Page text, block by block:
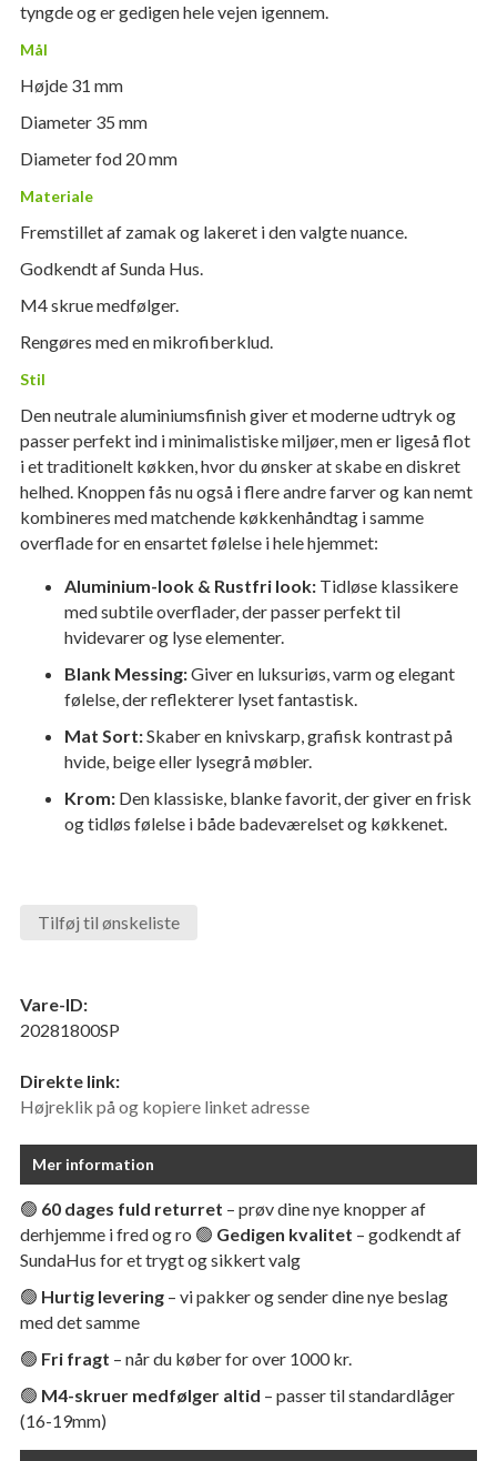
tyngde og er gedigen hele vejen igennem.
Mål
Højde 31 mm
Diameter 35 mm
Diameter fod 20 mm
Materiale
Fremstillet af zamak og lakeret i den valgte nuance.
Godkendt af Sunda Hus.
M4 skrue medfølger.
Rengøres med en mikrofiberklud.
Stil
Den neutrale aluminiumsfinish giver et moderne udtryk og
passer perfekt ind i minimalistiske miljøer, men er ligeså flot
i et traditionelt køkken, hvor du ønsker at skabe en diskret
helhed. Knoppen fås nu også i flere andre farver og kan nemt
kombineres med matchende køkkenhåndtag i samme
overflade for en ensartet følelse i hele hjemmet:
Aluminium-look & Rustfri look: Tidløse klassikere
med subtile overflader, der passer perfekt til
hvidevarer og lyse elementer.
Blank Messing:Giver en luksuriøs, varm og elegant
følelse, der reflekterer lyset fantastisk.
Mat Sort:Skaber en knivskarp, grafisk kontrast på
hvide, beige eller lysegrå møbler.
Krom: Den klassiske, blanke favorit, der giver en frisk
og tidløs følelse i både badeværelset og køkkenet.
Tilføj til ønskeliste
Vare-ID:
20281800SP
Direkte link:
Højreklik på og kopiere linket adresse
Mer information
🟢 60 dages fuld returret – prøv dine nye knopper af
derhjemme i fred og ro 🟢 Gedigen kvalitet – godkendt af
SundaHus for et trygt og sikkert valg
🟢 Hurtig levering – vi pakker og sender dine nye beslag
med det samme
🟢 Fri fragt – når du køber for over 1000 kr.
🟢 M4-skruer medfølger altid – passer til standardlåger
(16-19mm)